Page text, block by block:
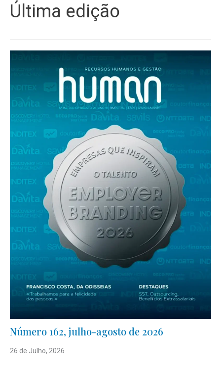
Última edição
Número 162, julho-agosto de 2026
26 de Julho, 2026